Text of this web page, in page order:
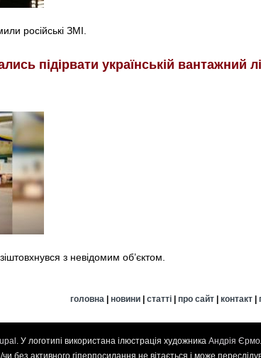
російські ЗМІ.
підірвати українській вантажний
з невідомим об’єктом.
головна| новини| статті| про сайт| контакт|
. У логотипі використана ілюстрація художника Андрія
чи без активного гіперпосилання не вітається і може